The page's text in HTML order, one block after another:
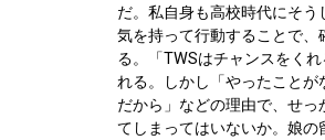
だ。私自身も高校時代にそう
気を持って行動することで、
る。「TWSはチャンスをく
れる。しかし「やったことが
だから」などの理由で、せっ
てしまってはいないか。娘の